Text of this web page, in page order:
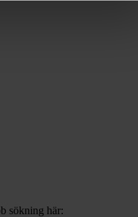
sökning här: